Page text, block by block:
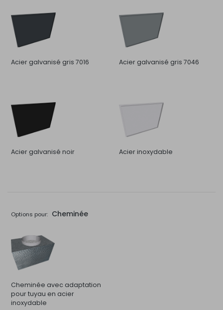
Acier galvanisé gris 7016 Acier galvanisé gris 7046
Acier galvanisé noir Acier inoxydable
Options pour: Cheminée
Cheminée avec adaptation
pour tuyau en acier
inoxydable